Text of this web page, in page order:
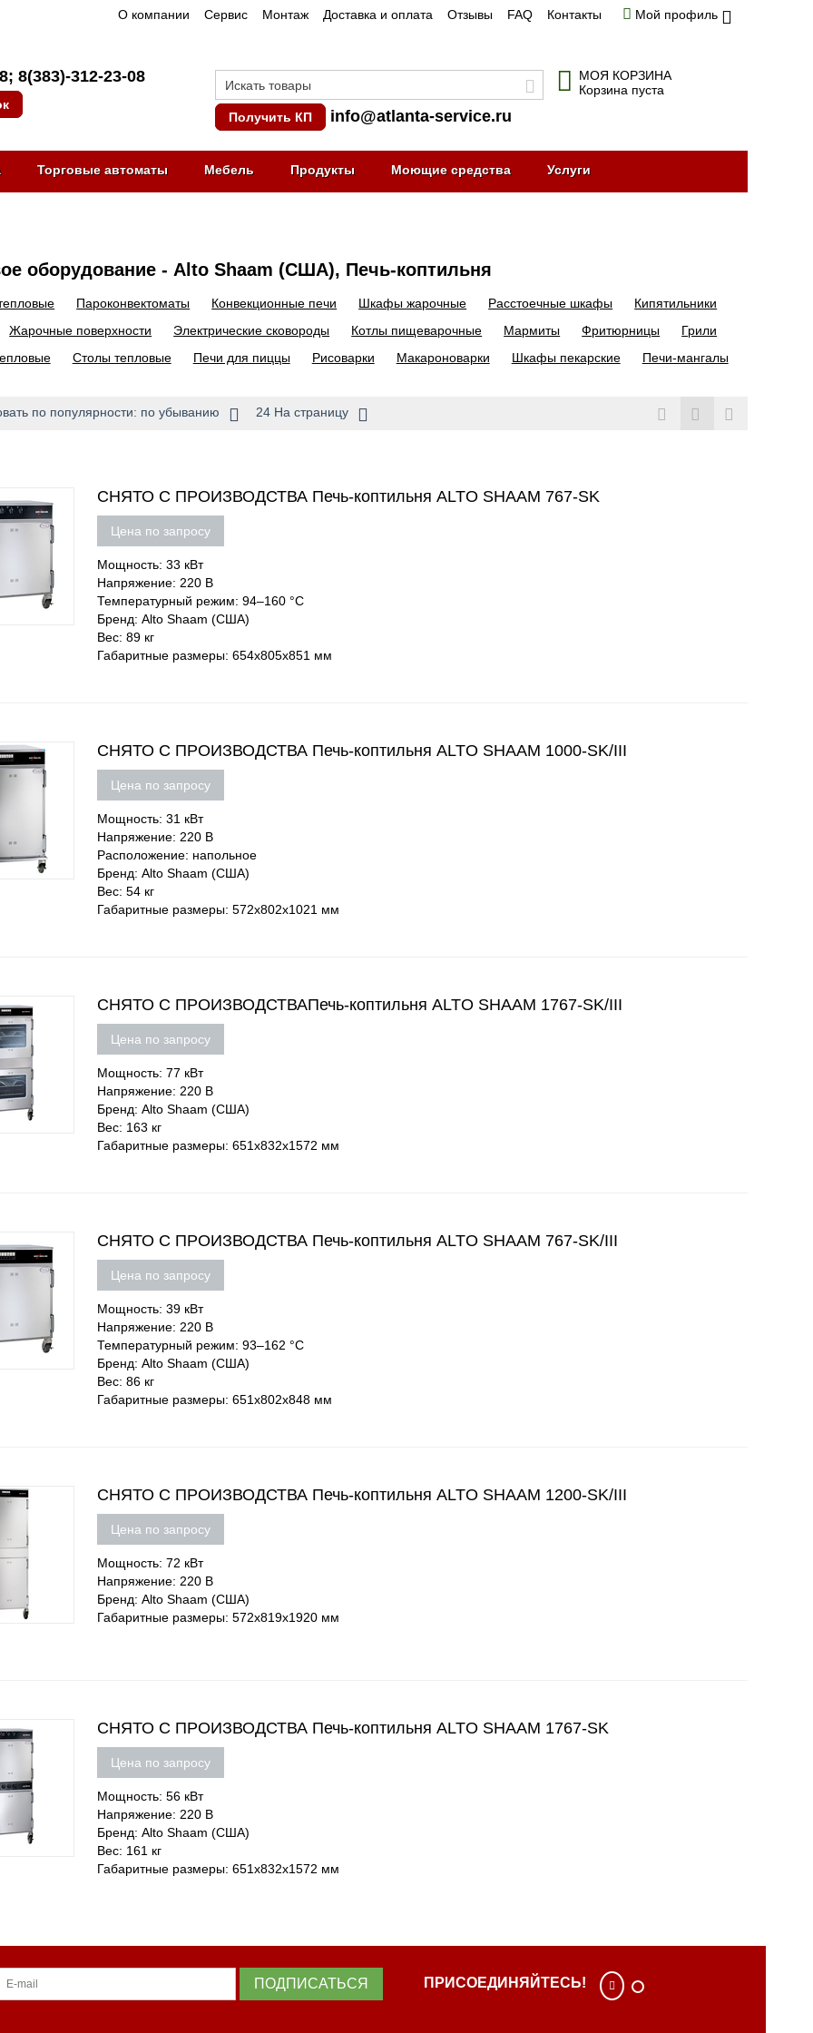
О компании Сервис Монтаж Доставка и оплата Отзывы FAQ Контакты Мой профиль
; 8(383)-312-23-08
Получить КП
info@atlanta-service.ru
МОЯ КОРЗИНА
Корзина пуста
Торговые автоматы Мебель Продукты Моющие средства Услуги
оборудование - Alto Shaam (США), Печь-коптильня
Пароконвектоматы Конвекционные печи Шкафы жарочные Расстоечные шкафы
Кипятильники
Жарочные поверхности Электрические сковороды Котлы пищеварочные Мармиты Фритюрницы
Грили
Столы тепловые Печи для пиццы Рисоварки Макароноварки Шкафы пекарские Печи-мангалы
по популярности: по убыванию 24 На страницу
СНЯТО С ПРОИЗВОДСТВА Печь-коптильня ALTO SHAAM 767-SK
Цена по запросу
Мощность: 33 кВт
Напряжение: 220 В
Температурный режим: 94–160 °C
Бренд: Alto Shaam (США)
Вес: 89 кг
Габаритные размеры: 654х805х851 мм
СНЯТО С ПРОИЗВОДСТВА Печь-коптильня ALTO SHAAM 1000-SK/III
Цена по запросу
Мощность: 31 кВт
Напряжение: 220 В
Расположение: напольное
Бренд: Alto Shaam (США)
Вес: 54 кг
Габаритные размеры: 572х802х1021 мм
СНЯТО С ПРОИЗВОДСТВАПечь-коптильня ALTO SHAAM 1767-SK/III
Цена по запросу
Мощность: 77 кВт
Напряжение: 220 В
Бренд: Alto Shaam (США)
Вес: 163 кг
Габаритные размеры: 651х832х1572 мм
СНЯТО С ПРОИЗВОДСТВА Печь-коптильня ALTO SHAAM 767-SK/III
Цена по запросу
Мощность: 39 кВт
Напряжение: 220 В
Температурный режим: 93–162 °C
Бренд: Alto Shaam (США)
Вес: 86 кг
Габаритные размеры: 651х802х848 мм
СНЯТО С ПРОИЗВОДСТВА Печь-коптильня ALTO SHAAM 1200-SK/III
Цена по запросу
Мощность: 72 кВт
Напряжение: 220 В
Бренд: Alto Shaam (США)
Габаритные размеры: 572х819х1920 мм
СНЯТО С ПРОИЗВОДСТВА Печь-коптильня ALTO SHAAM 1767-SK
Цена по запросу
Мощность: 56 кВт
Напряжение: 220 В
Бренд: Alto Shaam (США)
Вес: 161 кг
Габаритные размеры: 651х832х1572 мм
ПОДПИСАТЬСЯ ПРИСОЕДИНЯЙТЕСЬ!